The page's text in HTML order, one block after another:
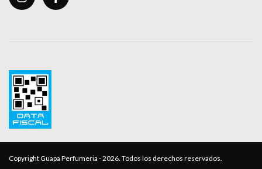
Copyright Guapa Perfumeria - 2026. Todos los derechos reservados.